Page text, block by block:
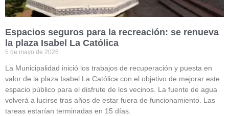
Espacios seguros para la recreación: se renueva
la plaza Isabel La Católica
5 de mayo de 2026
La Municipalidad inició los trabajos de recuperación y puesta en
valor de la plaza Isabel La Católica con el objetivo de mejorar este
espacio público para el disfrute de los vecinos. La fuente de agua
volverá a lucirse tras años de estar fuera de funcionamiento. Las
tareas estarían terminadas en 15 días.